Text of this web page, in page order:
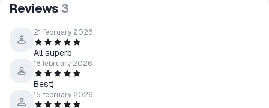
Reviews3
21 february 2026
All superb
18 february 2026
Best)
15 february 2026